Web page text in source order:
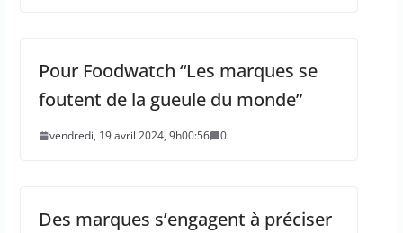
Pour Foodwatch “Les marques se
foutent de la gueule du monde”
vendredi, 19 avril 2024, 9h00:56 0
Des marques s’engagent à préciser